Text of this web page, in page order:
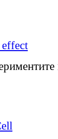
effect